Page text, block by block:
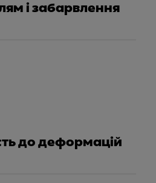
і забарвлення
до деформацій